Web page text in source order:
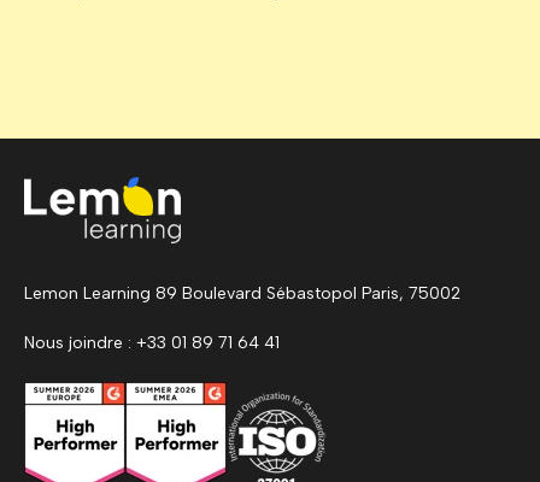
Lemon Learning 89 Boulevard Sébastopol Paris, 75002
Nous joindre : +33 01 89 71 64 41